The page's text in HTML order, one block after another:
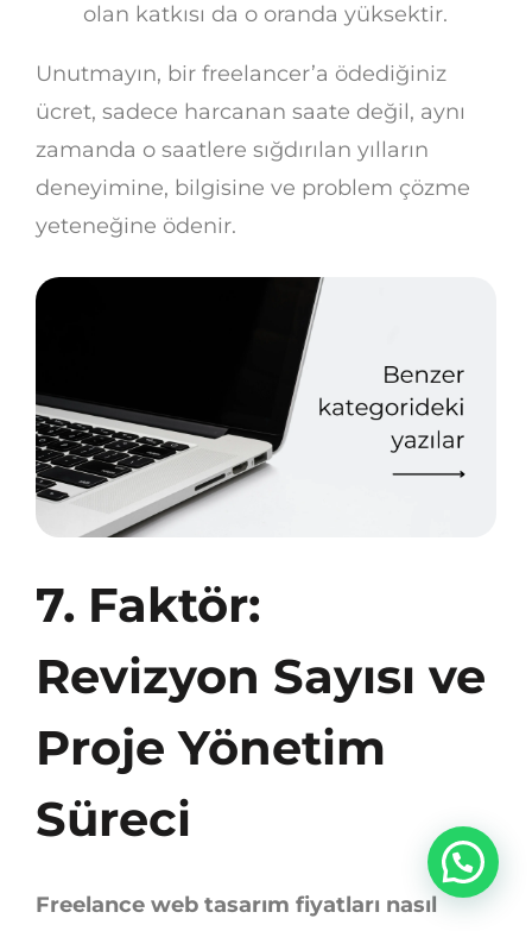
olan katkısı da o oranda yüksektir.
Unutmayın, bir freelancer’a ödediğiniz
ücret, sadece harcanan saate değil, aynı
zamanda o saatlere sığdırılan yılların
deneyimine, bilgisine ve problem çözme
yeteneğine ödenir.
7. Faktör:
Revizyon Sayısı ve
Proje Yönetim
Süreci
Freelance web tasarım fiyatları nasıl